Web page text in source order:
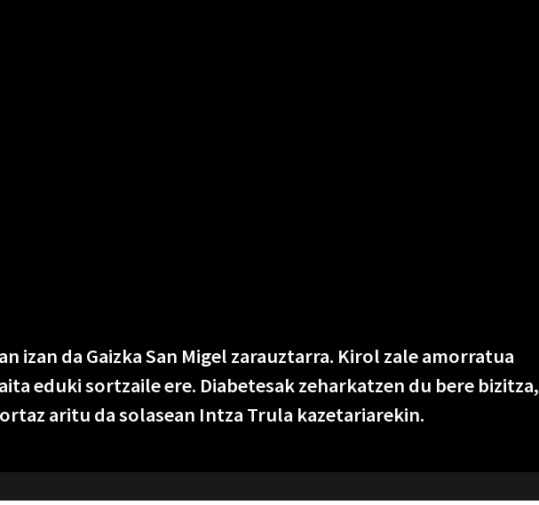
izan da Gaizka San Migel zarauztarra. Kirol zale amorratua
eduki sortzaile ere. Diabetesak zeharkatzen du bere bizitza,
aritu da solasean Intza Trula kazetariarekin.